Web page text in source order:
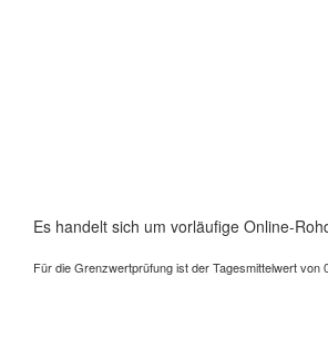
Es handelt sich um vorläufige Online-
Für die Grenzwertprüfung ist der Tagesmittelwert